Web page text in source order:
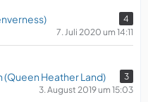
4
7. Juli 2020 um 14:11
Heather Land)
3
3. August 2019 um 15:03